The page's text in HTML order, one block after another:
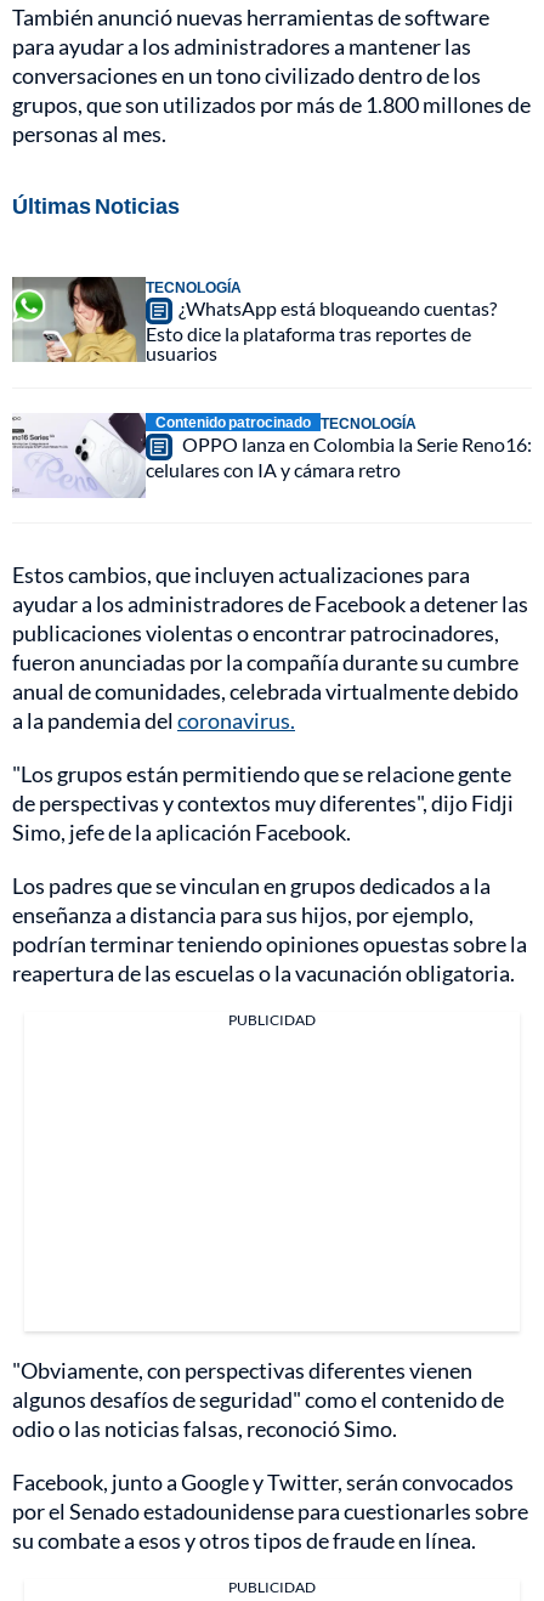
También anunció nuevas herramientas de software
para ayudar a los administradores a mantener las
conversaciones en un tono civilizado dentro de los
grupos, que son utilizados por más de 1.800 millones de
personas al mes.
Últimas Noticias
TECNOLOGÍA
¿WhatsApp está bloqueando cuentas?
Esto dice la plataforma tras reportes de
usuarios
Contenido patrocinado TECNOLOGÍA
OPPO lanza en Colombia la Serie Reno16:
celulares con IA y cámara retro
Estos cambios, que incluyen actualizaciones para
ayudar a los administradores de Facebook a detener las
publicaciones violentas o encontrar patrocinadores,
fueron anunciadas por la compañía durante su cumbre
anual de comunidades, celebrada virtualmente debido
a la pandemia delcoronavirus.
"Los grupos están permitiendo que se relacione gente
de perspectivas y contextos muy diferentes", dijo Fidji
Simo, jefe de la aplicación Facebook.
Los padres que se vinculan en grupos dedicados a la
enseñanza a distancia para sus hijos, por ejemplo,
podrían terminar teniendo opiniones opuestas sobre la
reapertura de las escuelas o la vacunación obligatoria.
PUBLICIDAD
"Obviamente, con perspectivas diferentes vienen
algunos desafíos de seguridad" como el contenido de
odio o las noticias falsas, reconoció Simo.
Facebook, junto a Google y Twitter, serán convocados
por el Senado estadounidense para cuestionarles sobre
su combate a esos y otros tipos de fraude en línea.
PUBLICIDAD